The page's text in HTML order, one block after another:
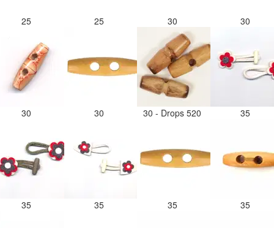
25 25 30 30
30 30 30 - Drops 520 35
35 35 35 35